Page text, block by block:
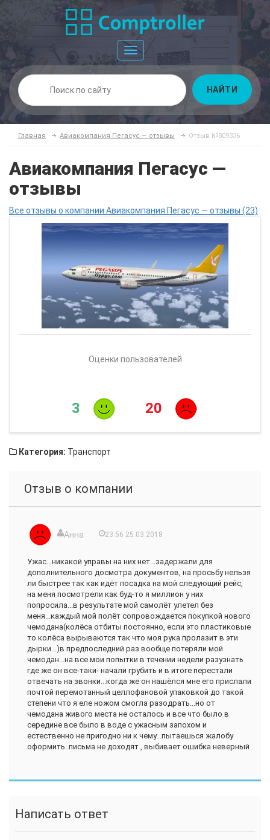
Toggle
navigation
НАЙТИ
Главная Авиакомпания Пегасус — отзывы Отзыв №809336
Авиакомпания Пегасус —
отзывы
Все отзывы о компании Авиакомпания Пегасус — отзывы (23)
Оценки пользователей
3 20
Категория: Транспорт
Отзыв о компании
Анна 23:56 25.03.2018
Ужас...никакой управы на них нет...задержали для
дополнительного досмотра документов, на просьбу нельзя
ли быстрее так как идёт посадка на мой следующий рейс,
на меня посмотрели как буд-то я миллион у них
попросила...в результате мой самолёт улетел без
меня...каждый мой полёт сопровождается покупкой нового
чемодана(колёса отбиты постоянно, если это пластиковые
то колёса вырываются так что моя рука пролазит в эти
дырки...)в предпоследний раз вообще потеряли мой
чемодан...на все мои попытки в течении недели разузнать
где же он все-таки- начали грубить и в итоге перестали
отвечать на звонки...когда же он нашёлся мне его прислали
почтой перемотанный целлофановой упаковкой до такой
степени что я еле ножом смогла разодрать...но от
чемодана живого места не осталось и все что было в
середине все было в воде с ужасным запохом и
естественно не пригодно ни к чему...пытаешься жалобу
оформить..письма не доходят , выбивает ошибка неверный
Написать ответ